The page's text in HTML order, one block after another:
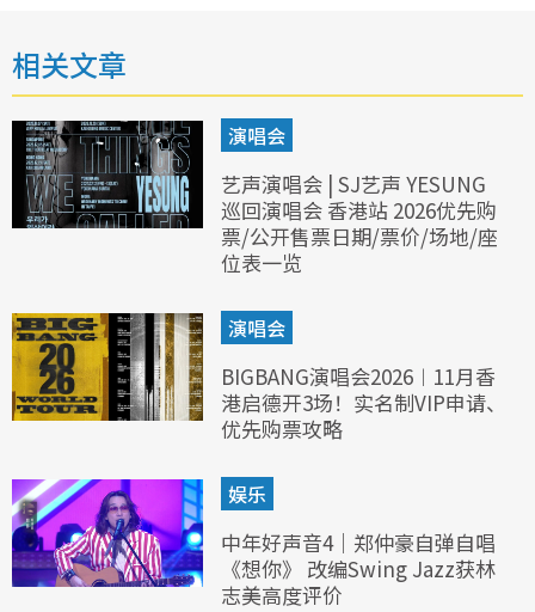
相关文章
演唱会
艺声演唱会 | SJ艺声 YESUNG
巡回演唱会 香港站 2026优先购
票/公开售票日期/票价/场地/座
位表一览
演唱会
BIGBANG演唱会2026︱11月香
港启德开3场！实名制VIP申请、
优先购票攻略
娱乐
中年好声音4｜郑仲豪自弹自唱
《想你》 改编Swing Jazz获林
志美高度评价